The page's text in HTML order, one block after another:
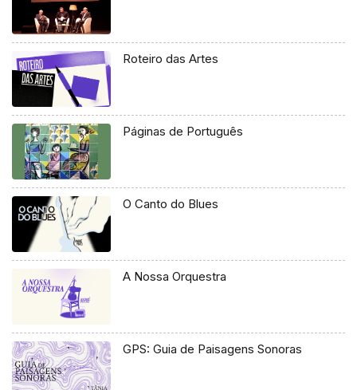
Roteiro das Artes
Páginas de Português
O Canto do Blues
A Nossa Orquestra
GPS: Guia de Paisagens Sonoras